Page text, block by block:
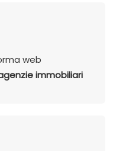
web
immobiliari